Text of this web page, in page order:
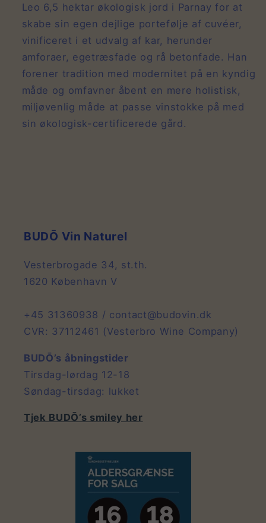
Leo 6,5 hektar økologisk jord i Parnay for at
skabe sin egen dejlige portefølje af cuvéer,
vinificeret i et udvalg af kar, herunder
amforaer, egetræsfade og rå betonfade. Han
forener tradition med modernitet på en kyndig
måde og omfavner åbent en mere holistisk,
miljøvenlig måde at passe vinstokke på med
sin økologisk-certificerede gård.
BUDŌ Vin Naturel
Vesterbrogade 34, st.th.
1620 København V
+45 31360938 / contact@budovin.dk
CVR: 37112461 (Vesterbro Wine Company)
BUDŌ’s åbningstider
Tirsdag-lørdag 12-18
Søndag-tirsdag: lukket
Tjek BUDŌ’s smiley her